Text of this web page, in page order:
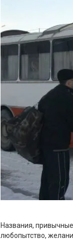
Названия,
любопытство,